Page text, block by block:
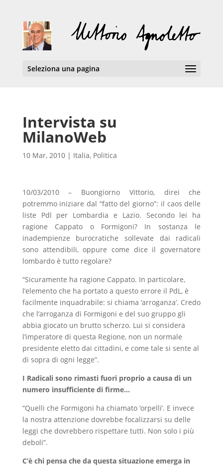
Seleziona una pagina
Intervista su
MilanoWeb
10 Mar, 2010| Italia, Politica
10/03/2010 – Buongiorno Vittorio, direi che
potremmo iniziare dal “fatto del giorno”: il caos delle
liste Pdl per Lombardia e Lazio. Secondo lei ha
ragione Cappato o Formigoni? In sostanza le
inadempienze burocratiche sollevate dai radicali
sono attendibili, oppure come dice il governatore
lombardo è tutto regolare?
“Sicuramente ha ragione Cappato. In particolare,
l’elemento che ha portato a questo errore il PdL, è
facilmente inquadrabile: si chiama ‘arroganza’. Credo
che l’arroganza di Formigoni e del suo gruppo gli
abbia giocato un brutto scherzo. Lui si considera
l’imperatore di questa Regione, non un normale
presidente eletto dai cittadini, e come tale si sente al
di sopra di ogni legge”.
I Radicali sono rimasti fuori proprio a causa di un
numero insufficiente di firme…
“Quelli che Formigoni ha chiamato ‘orpelli’. E invece
la nostra attenzione dovrebbe focalizzarsi su delle
leggi che dovrebbero rispettare tutti. Non solo i più
deboli”.
C’è chi pensa che da questa situazione emerga in